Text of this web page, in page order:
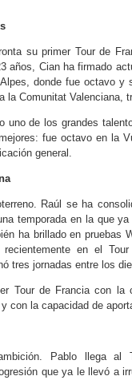
su primer Tour de
años, Cian ha firmado
Alpes, donde fue octavo
la Comunitat Valenciana,
uno de los grandes
mejores: fue octavo en la
general.
Raúl se ha
temporada en la que
ha brillado en pruebas
en el Tour
tres jornadas entre los
Tour de Francia con
con la capacidad de
Pablo llega al
que ya le llevó a